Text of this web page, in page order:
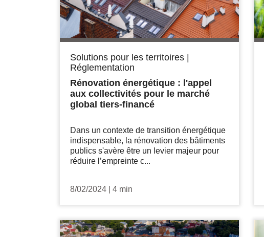
Solutions pour les territoires
Réglementation
Rénovation énergétique : l'appel
aux collectivités pour le marché
global tiers-financé
Dans un contexte de transition énergétique
indispensable, la rénovation des bâtiments
publics s'avère être un levier majeur pour
réduire l’empreinte c...
8/02/2024 4 min